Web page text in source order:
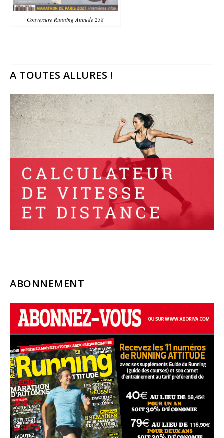
Couverture Running Attitude 258
A TOUTES ALLURES !
ABONNEMENT